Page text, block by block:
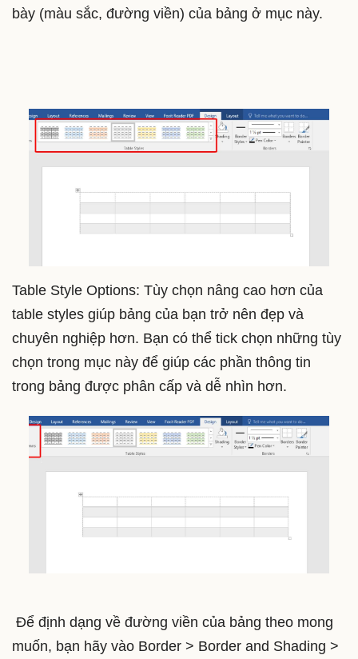
bày (màu sắc, đường viền) của bảng ở mục này.
Table Style Options: Tùy chọn nâng cao hơn của
table styles giúp bảng của bạn trở nên đẹp và
chuyên nghiệp hơn. Bạn có thể tick chọn những tùy
chọn trong mục này để giúp các phần thông tin
trong bảng được phân cấp và dễ nhìn hơn.
Để định dạng về đường viền của bảng theo mong
muốn, bạn hãy vào Border > Border and Shading >